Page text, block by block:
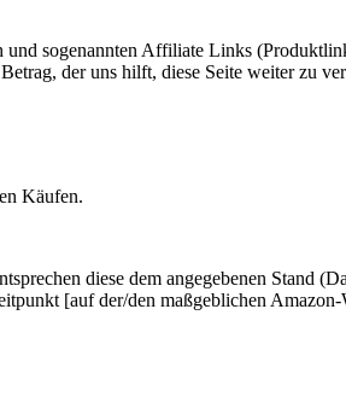
und sogenannten Affiliate Links
der uns hilft, diese Seite weiter zu
Käufen.
diese dem angegebenen
[auf der/den maßgeblichen Amazon-